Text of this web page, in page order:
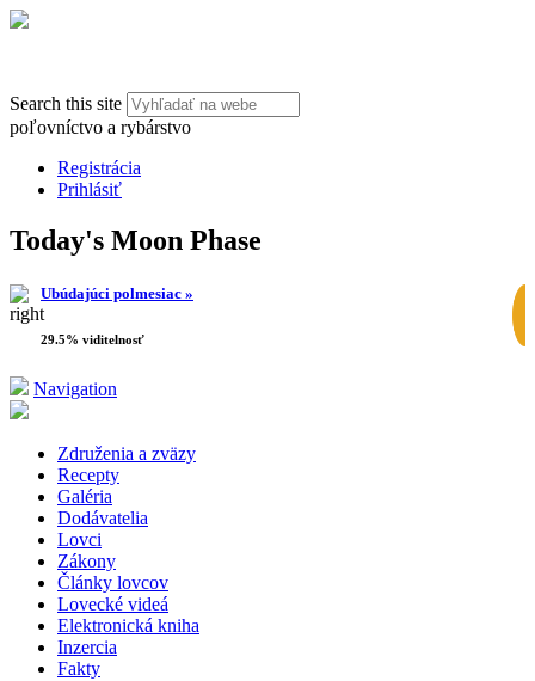
Search this site
poľovníctvo a rybárstvo
Registrácia
Prihlásiť
Today's Moon Phase
Ubúdajúci polmesiac »
29.5% viditelnosť
Navigation
Združenia a zväzy
Recepty
Galéria
Dodávatelia
Lovci
Zákony
Články lovcov
Lovecké videá
Elektronická kniha
Inzercia
Fakty